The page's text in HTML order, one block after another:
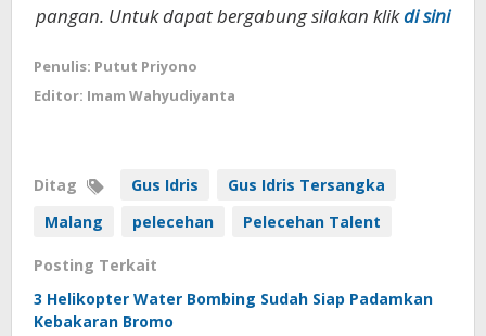
pangan. Untuk dapat bergabung silakan klikdi sini
Penulis: Putut Priyono
Editor: Imam Wahyudiyanta
Ditag Gus Idris
Gus Idris Tersangka
Malang
pelecehan Pelecehan Talent
Posting Terkait
3 Helikopter Water Bombing Sudah Siap Padamkan
Kebakaran Bromo